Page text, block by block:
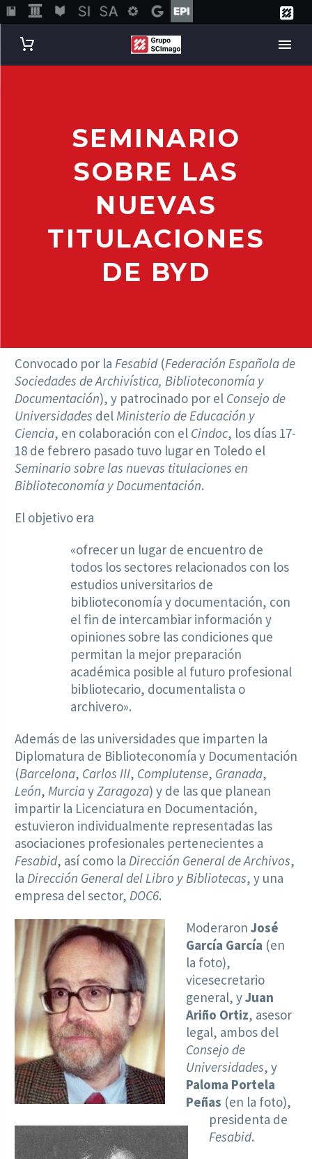
SEMINARIO
SOBRE LAS
NUEVAS
TITULACIONES
DE BYD
Convocado por la Fesabid(Federación Española de
Sociedades de Archivística, Biblioteconomía y
Documentación), y patrocinado por el Consejo de
Universidades delMinisterio de Educación y
Ciencia, en colaboración con el Cindoc, los días 17-
18 de febrero pasado tuvo lugar en Toledo el
Seminario sobre las nuevas titulaciones en
Biblioteconomía y Documentación.
El objetivo era
«ofrecer un lugar de encuentro de
todos los sectores relacionados con los
estudios universitarios de
biblioteconomía y documentación, con
el fin de intercambiar información y
opiniones sobre las condiciones que
permitan la mejor preparación
académica posible al futuro profesional
bibliotecario, documentalista o
archivero».
Además de las universidades que imparten la
Diplomatura de Biblioteconomía y Documentación
(Barcelona, Carlos III, Complutense, Granada,
León, MurciayZaragoza) y de las que planean
impartir la Licenciatura en Documentación,
estuvieron individualmente representadas las
asociaciones profesionales pertenecientes a
Fesabid, así como la Dirección General de Archivos,
la Dirección General del Libro y Bibliotecas, y una
empresa del sector, DOC6.
ModeraronJosé
García García (en
la foto),
vicesecretario
general, yJuan
Ariño Ortiz, asesor
legal, ambos del
Consejo de
Universidades, y
Paloma Portela
Peñas (en la foto),
presidenta de
Fesabid.